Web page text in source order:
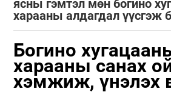
ясны гэмтэл мөн богино
харааны алдагдал үүсгэж
Богино
харааны санах
хэмжиж, үнэлэх